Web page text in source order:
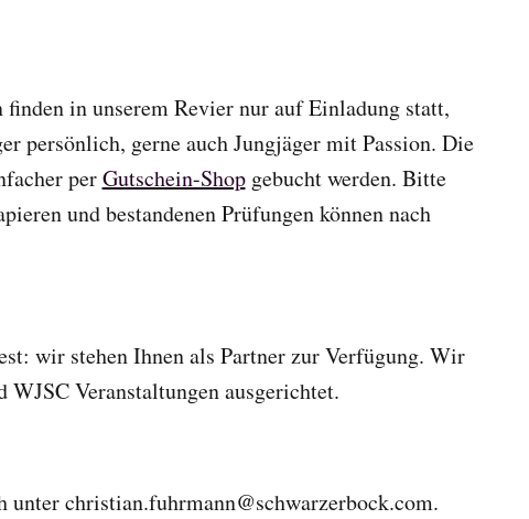
in unserem Revier nur auf Einladung statt,
persönlich, gerne auch Jungjäger mit Passion. Die
perGutschein-Shopgebucht werden. Bitte
und bestandenen Prüfungen können nach
wir stehen Ihnen als Partner zur Verfügung. Wir
Veranstaltungen ausgerichtet.
christian.fuhrmann@schwarzerbock.com.